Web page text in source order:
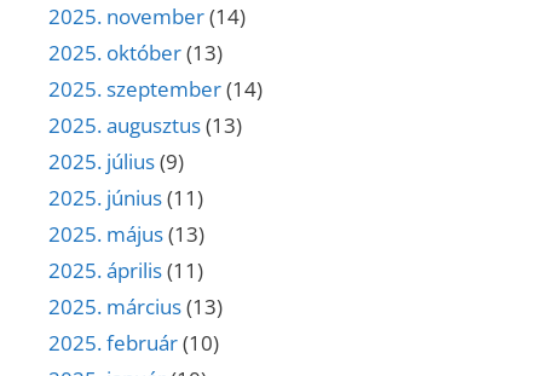
2025. november(14)
2025. október(13)
2025. szeptember(14)
2025. augusztus(13)
2025. július(9)
2025. június(11)
2025. május(13)
2025. április(11)
2025. március(13)
2025. február(10)